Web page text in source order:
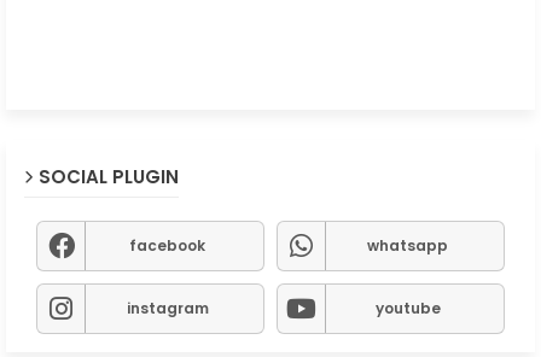
SOCIAL PLUGIN
facebook whatsapp
instagram youtube